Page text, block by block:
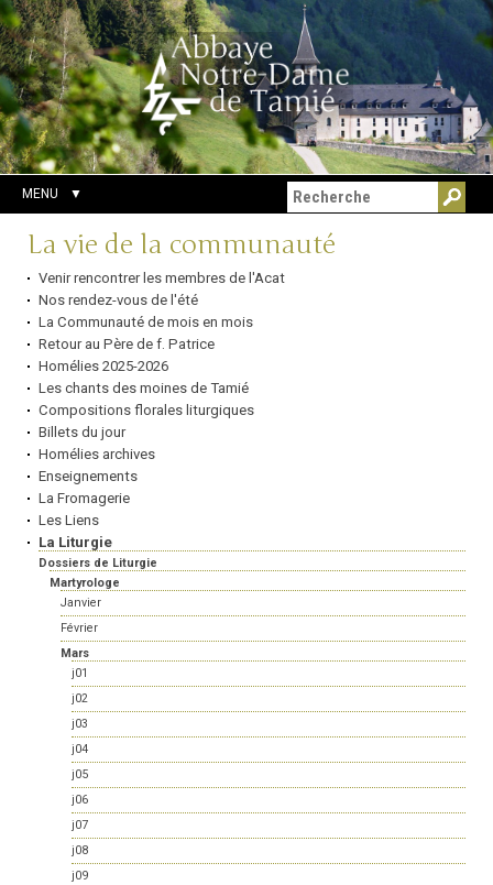
Aller
au
contenu.
|
Aller
à
la
navigation
Outils
personnels
Chercher par
Recherche
avancée…
MENU
Navigation
La vie de la communauté
Venir rencontrer les membres de l'Acat
Nos rendez-vous de l'été
La Communauté de mois en mois
Retour au Père de f. Patrice
Homélies 2025-2026
Les chants des moines de Tamié
Compositions florales liturgiques
Billets du jour
Homélies archives
Enseignements
La Fromagerie
Les Liens
La Liturgie
Dossiers de Liturgie
Martyrologe
Janvier
Février
Mars
j01
j02
j03
j04
j05
j06
j07
j08
j09